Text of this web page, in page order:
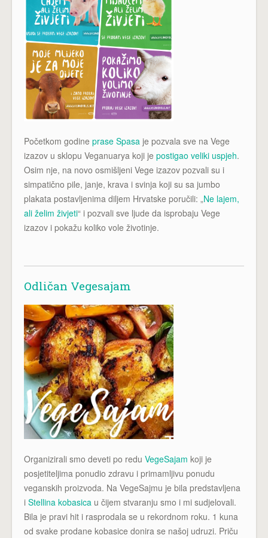
Početkom godine prase Spasa je pozvala sve na Vege
izazov u sklopu Veganuarya koji je postigao veliki uspjeh.
Osim nje, na novo osmišljeni Vege izazov pozvali su i
simpatično pile, janje, krava i svinja koji su sa jumbo
plakata postavljenima diljem Hrvatske poručili: „Ne lajem,
ali želim živjeti“ i pozvali sve ljude da isprobaju Vege
izazov i pokažu koliko vole životinje.
Odličan Vegesajam
Organizirali smo deveti po redu VegeSajam koji je
posjetiteljima ponudio zdravu i primamljivu ponudu
veganskih proizvoda. Na VegeSajmu je bila predstavljena
i Stellina kobasica u čijem stvaranju smo i mi sudjelovali.
Bila je pravi hit i rasprodala se u rekordnom roku. 1 kuna
od svake prodane kobasice donira se našoj udruzi. Priču